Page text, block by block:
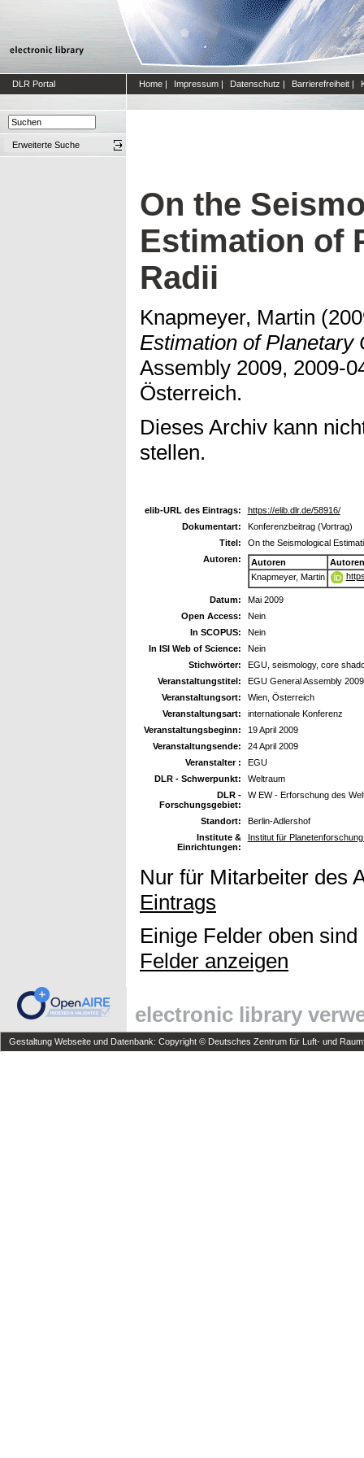
DLR Portal Home | Impressum | Datenschutz | Barrierefreiheit |
Erweiterte Suche
On the
Estimation of
Radii
Knapmeyer, Martin
Estimation of Planetary
Assembly 2009, 2009-
Österreich.
Dieses Archiv kann
stellen.
elib-URL des Eintrags:
https://elib.dlr.de/58916/
Dokumentart:
Konferenzbeitrag (Vortrag)
Titel:
On the Seismological
Autoren:
Autoren
Knapmeyer, Martin
Datum:
Mai 2009
Open Access:
Nein
In SCOPUS:
Nein
In ISI Web of Science:
Nein
Stichwörter:
EGU, seismology, core
Veranstaltungstitel:
EGU General Assembly 2009
Veranstaltungsort:
Wien, Österreich
Veranstaltungsart:
internationale Konferenz
Veranstaltungsbeginn:
19 April 2009
Veranstaltungsende:
24 April 2009
Veranstalter :
EGU
DLR - Schwerpunkt:
Weltraum
DLR -
Forschungsgebiet:
W EW - Erforschung des
Standort:
Berlin-Adlershof
Institute &
Einrichtungen:
Institut für
Nur für Mitarbeiter des
Eintrags
Einige Felder oben
Felder anzeigen
electronic library
Gestaltung Webseite und Datenbank: Copyright © Deutsches Zentrum für Luft- und